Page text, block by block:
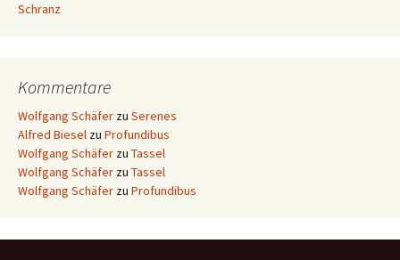
Schranz
Kommentare
Wolfgang Schäfer zu Serenes
Alfred Biesel zu Profundibus
Wolfgang Schäfer zu Tassel
Wolfgang Schäfer zu Tassel
Wolfgang Schäfer zu Profundibus